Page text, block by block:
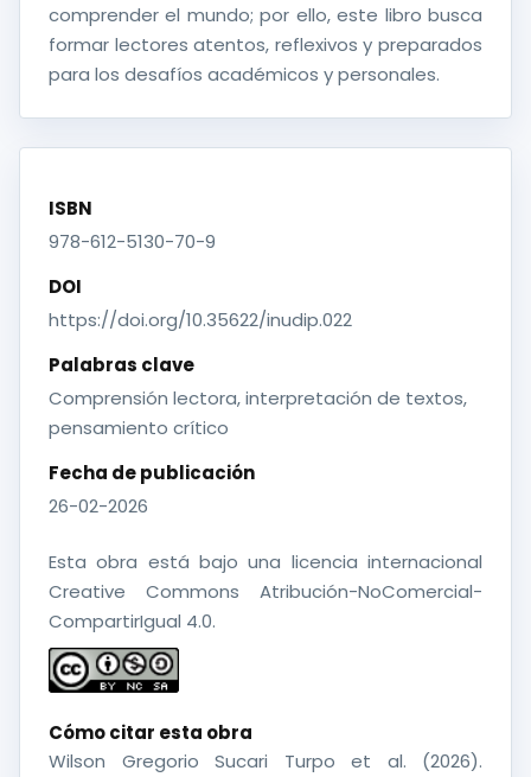
comprender el mundo; por ello, este libro busca
formar lectores atentos, reflexivos y preparados
para los desafíos académicos y personales.
ISBN
978-612-5130-70-9
DOI
https://doi.org/10.35622/inudip.022
Palabras clave
Comprensión lectora, interpretación de textos,
pensamiento crítico
Fecha de publicación
26-02-2026
Esta obra está bajo una licencia internacional
Creative Commons Atribución-NoComercial-
CompartirIgual 4.0.
Cómo citar esta obra
Wilson Gregorio Sucari Turpo et al. (2026).